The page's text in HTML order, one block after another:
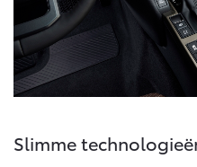
Slimme